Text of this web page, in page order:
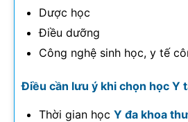
Dược học
Điều dưỡng
Công nghệ sinh học, y tế
Điều cần lưu ý khi chọn học Y
Thời gian học Y đa khoa